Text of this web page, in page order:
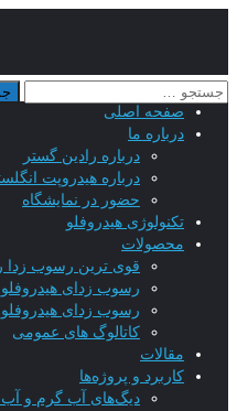
صفحه اصلی
درباره ما
درباره رادین گستر
درباره هیدروپت
حضور در نمایشگاه
تکنولوژی هیدروفلو
محصولات
قوی ترین رسوب زدا
رسوب زدای
رسوب زدای
کاتالوگ های عمومی
مقالات
کاربرد و پروژه‌ها
دیگ‌های آب گرم و آب